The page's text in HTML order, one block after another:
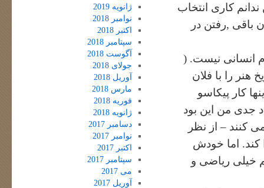
کاری انتخاب
باقی ,رفتن در
انسانی نیست. (
را با فلان
کار پیکاسو
جدی من این بود
کنند – از نظر
کند. اما خودش
خیلی ریاضی و
ژانویه 2019
نوامبر 2018
اکتبر 2018
سپتامبر 2018
آگوست 2018
جولای 2018
آوریل 2018
مارس 2018
فوریه 2018
ژانویه 2018
دسامبر 2017
نوامبر 2017
اکتبر 2017
سپتامبر 2017
می 2017
آوریل 2017